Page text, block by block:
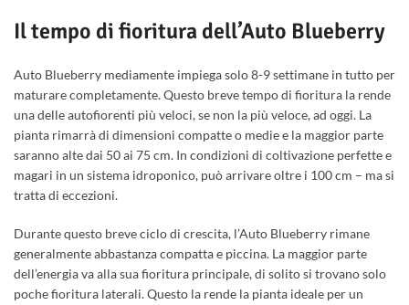
Il tempo di fioritura dell’Auto Blueberry
Auto Blueberry mediamente impiega solo 8-9 settimane in tutto per
maturare completamente. Questo breve tempo di fioritura la rende
una delle autofiorenti più veloci, se non la più veloce, ad oggi. La
pianta rimarrà di dimensioni compatte o medie e la maggior parte
saranno alte dai 50 ai 75 cm. In condizioni di coltivazione perfette e
magari in un sistema idroponico, può arrivare oltre i 100 cm – ma si
tratta di eccezioni.
Durante questo breve ciclo di crescita, l’Auto Blueberry rimane
generalmente abbastanza compatta e piccina. La maggior parte
dell’energia va alla sua fioritura principale, di solito si trovano solo
poche fioritura laterali. Questo la rende la pianta ideale per un